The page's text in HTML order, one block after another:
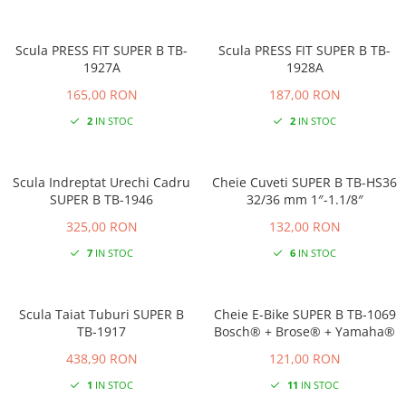
Scula PRESS FIT SUPER B TB-
1927A
165,00 RON
2IN STOC
Scula PRESS FIT SUPER B TB-
1928A
187,00 RON
2IN STOC
Scula Indreptat Urechi Cadru
SUPER B TB-1946
325,00 RON
7IN STOC
Cheie Cuveti SUPER B TB-HS36
32/36 mm 1″-1.1/8″
132,00 RON
6IN STOC
Scula Taiat Tuburi SUPER B
TB-1917
438,90 RON
1 IN STOC
Cheie E-Bike SUPER B TB-1069
Bosch® + Brose® + Yamaha®
121,00 RON
11 IN STOC